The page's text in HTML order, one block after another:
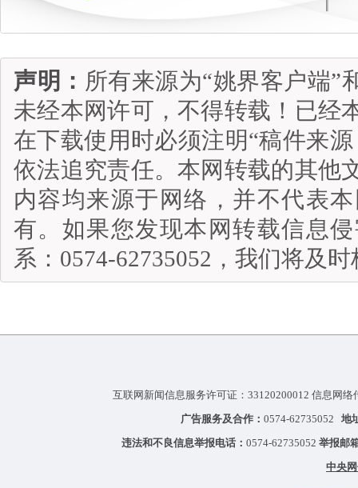
声明： 所有来源为“姚界客户端”
未经本网许可，不得转载！已经
在下载使用时必须注明“稿件来
依法追究责任。本网转载的其他
内容均来源于网络，并不代表
有。如果您发现本网转载信息
系：0574-62735052，我们将及
互联网新闻信息服务许可证：33120200012 信息网
广告服务及合作： 0574-62735052 地
违法和不良信息举报电话： 0574-62735052 举报邮
中央